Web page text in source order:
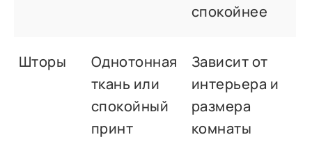
спокойнее
Шторы
Однотонная
ткань или
спокойный
принт
Зависит от
интерьера и
размера
комнаты